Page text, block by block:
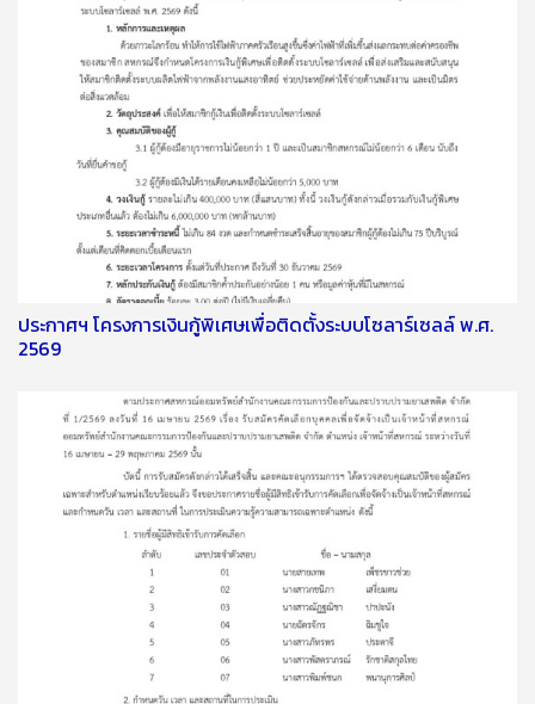
ประกาศฯ โครงการเงินกู้พิเศษเพื่อติดตั้งระบบโซลาร์เซลล์ พ.ศ.
2569